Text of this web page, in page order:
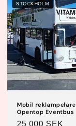
STOCKHOLM
Mobil reklampelare
Opentop Eventbus
Ordinarie
25 000 SEK